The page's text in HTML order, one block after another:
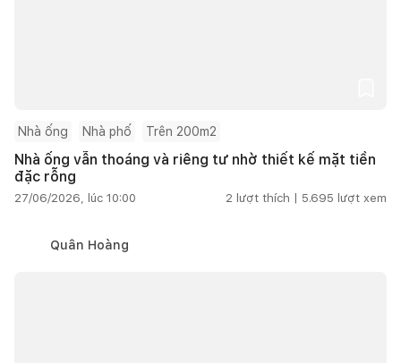
Nhà ống Nhà phố Trên 200m2
Nhà ống vẫn thoáng và riêng tư nhờ thiết kế mặt tiền
đặc rỗng
27/06/2026, lúc 10:00 2 lượt thích | 5.695 lượt xem
Quân Hoàng